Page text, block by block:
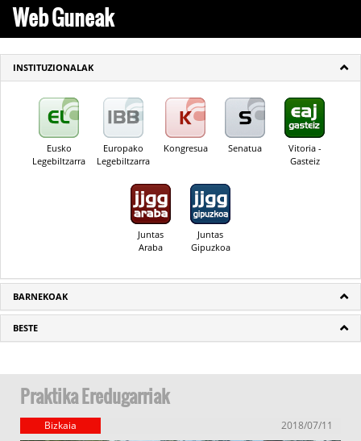
Web Guneak
INSTITUZIONALAK
Eusko
Legebiltzarra
Europako
Legebiltzarra
Kongresua Senatua
Vitoria -
Gasteiz
Juntas
Araba
Juntas
Gipuzkoa
BARNEKOAK
BESTE
Praktika Eredugarriak
Bizkaia 2018/07/11